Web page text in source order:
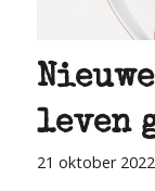
leven
21 oktober 2022